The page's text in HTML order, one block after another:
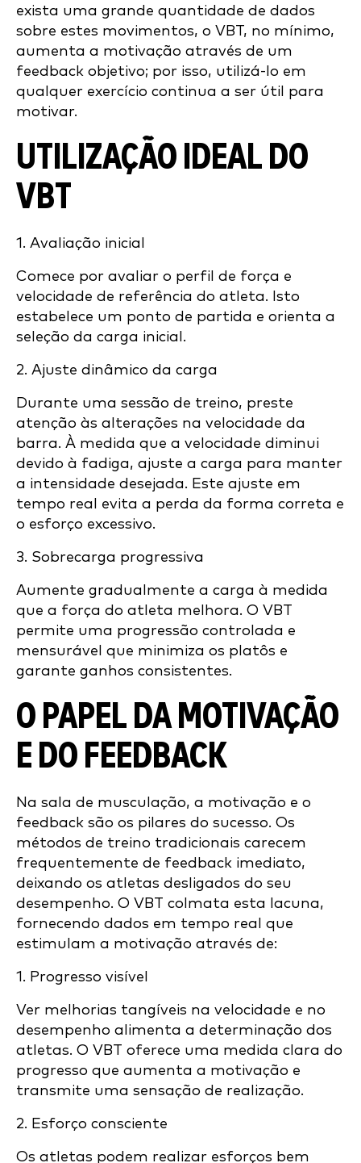
exista uma grande quantidade de dados
sobre estes movimentos, o VBT, no mínimo,
aumenta a motivação através de um
feedback objetivo; por isso, utilizá-lo em
qualquer exercício continua a ser útil para
motivar.
UTILIZAÇÃO IDEAL DO
VBT
1. Avaliação inicial
Comece por avaliar o perfil de força e
velocidade de referência do atleta. Isto
estabelece um ponto de partida e orienta a
seleção da carga inicial.
2. Ajuste dinâmico da carga
Durante uma sessão de treino, preste
atenção às alterações na velocidade da
barra. À medida que a velocidade diminui
devido à fadiga, ajuste a carga para manter
a intensidade desejada. Este ajuste em
tempo real evita a perda da forma correta e
o esforço excessivo.
3. Sobrecarga progressiva
Aumente gradualmente a carga à medida
que a força do atleta melhora. O VBT
permite uma progressão controlada e
mensurável que minimiza os platôs e
garante ganhos consistentes.
O PAPEL DA MOTIVAÇÃO
E DO FEEDBACK
Na sala de musculação, a motivação e o
feedback são os pilares do sucesso. Os
métodos de treino tradicionais carecem
frequentemente de feedback imediato,
deixando os atletas desligados do seu
desempenho. O VBT colmata esta lacuna,
fornecendo dados em tempo real que
estimulam a motivação através de:
1. Progresso visível
Ver melhorias tangíveis na velocidade e no
desempenho alimenta a determinação dos
atletas. O VBT oferece uma medida clara do
progresso que aumenta a motivação e
transmite uma sensação de realização.
2. Esforço consciente
Os atletas podem realizar esforços bem